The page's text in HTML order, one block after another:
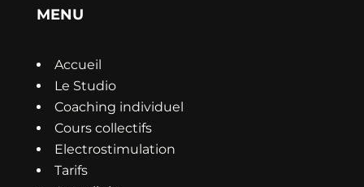
MENU
Accueil
Le Studio
Coaching individuel
Cours collectifs
Electrostimulation
Tarifs